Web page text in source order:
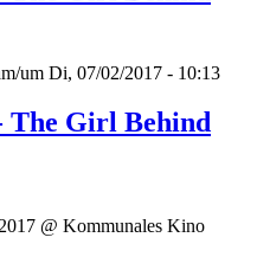
um Di, 07/02/2017 - 10:13
Girl Behind
@ Kommunales Kino